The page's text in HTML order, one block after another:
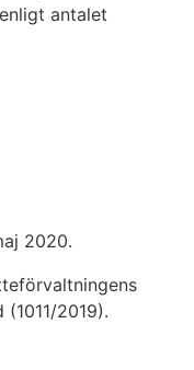
antalet
2020.
2019).